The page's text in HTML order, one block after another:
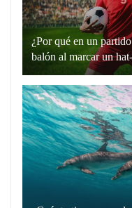
es
un
recurso
lingüístico
que
utilizamos
para
comunicarnos
de
manera
¿Por qué en un
balón al marcar un
Un
hat-
trick
en
el
fútbol